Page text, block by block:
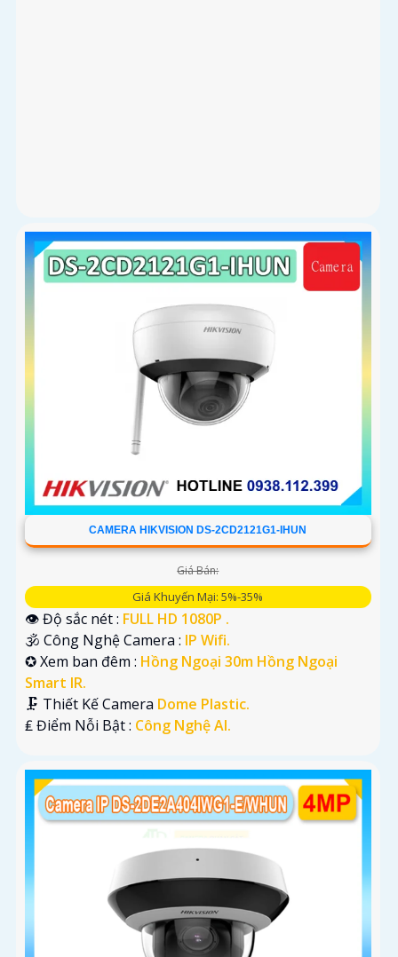
CAMERA HIKVISION DS-2CD2121G1-IHUN
Giá Bán:
Giá Khuyến Mại: 5%-35%
👁 Độ sắc nét : FULL HD 1080P .
🕉️ Công Nghệ Camera : IP Wifi.
✪ Xem ban đêm : Hồng Ngoại 30m Hồng Ngoại
Smart IR.
🗜️ Thiết Kế Camera Dome Plastic.
️₤ Điểm Nỗi Bật : Công Nghệ AI.